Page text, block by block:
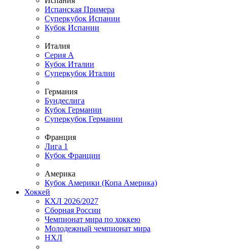
Испанская Примера
Суперкубок Испании
Кубок Испании
Италия
Серия А
Кубок Италии
Суперкубок Италии
Германия
Бундеслига
Кубок Германии
Суперкубок Германии
Франция
Лига 1
Кубок Франции
Америка
Кубок Америки (Копа Америка)
Хоккей
КХЛ 2026/2027
Сборная России
Чемпионат мира по хоккею
Молодежный чемпионат мира
НХЛ